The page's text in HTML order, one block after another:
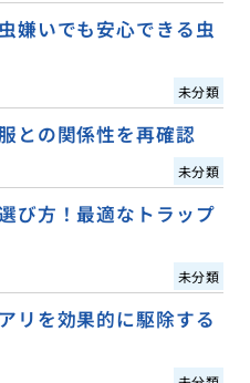
嫌いでも安心できる虫
未分類
との関係性を再確認
未分類
び方！最適なトラップ
未分類
リを効果的に駆除する